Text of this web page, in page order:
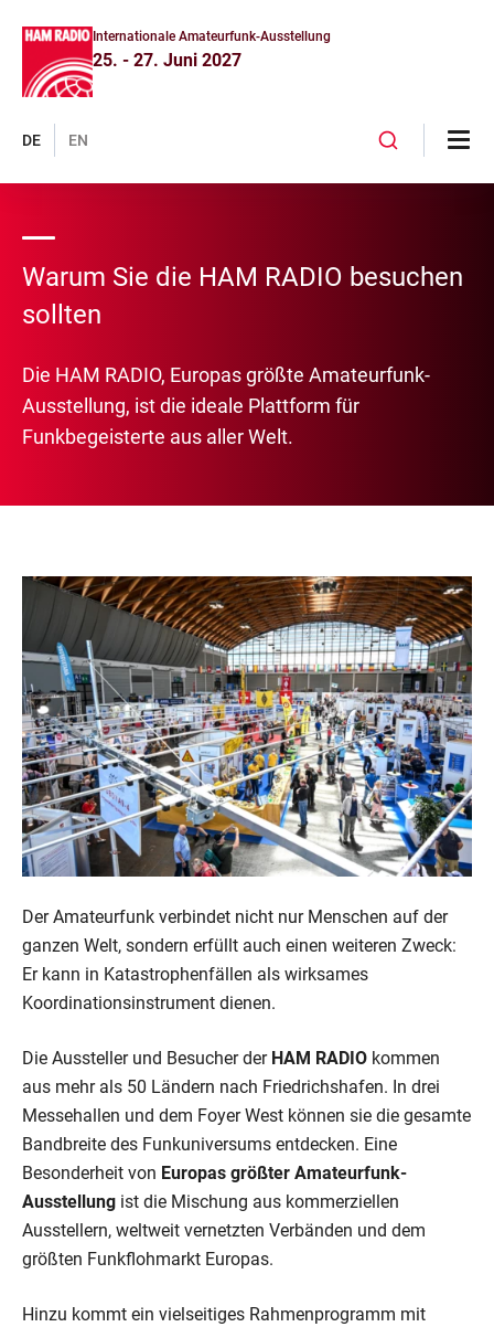
Internationale Amateurfunk-Ausstellung
25. - 27. Juni 2027
DE EN
Warum Sie die HAM RADIO besuchen
sollten
Die HAM RADIO, Europas größte Amateurfunk-
Ausstellung, ist die ideale Plattform für
Funkbegeisterte aus aller Welt.
Der Amateurfunk verbindet nicht nur Menschen auf der
ganzen Welt, sondern erfüllt auch einen weiteren Zweck:
Er kann in Katastrophenfällen als wirksames
Koordinationsinstrument dienen.
Die Aussteller und Besucher der HAM RADIO kommen
aus mehr als 50 Ländern nach Friedrichshafen. In drei
Messehallen und dem Foyer West können sie die gesamte
Bandbreite des Funkuniversums entdecken. Eine
Besonderheit von Europas größter Amateurfunk-
Ausstellung ist die Mischung aus kommerziellen
Ausstellern, weltweit vernetzten Verbänden und dem
größten Funkflohmarkt Europas.
Hinzu kommt ein vielseitiges Rahmenprogramm mit